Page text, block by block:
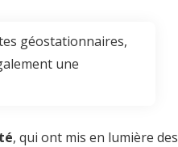
géostationnaires,
une
, qui ont mis en lumière des